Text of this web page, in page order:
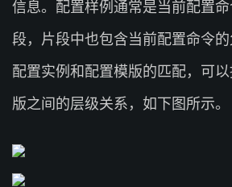
信息。配置样例通常是当前配置
段，片段中也包含当前配置命令
配置实例和配置模版的匹配，可
版之间的层级关系，如下图所示。